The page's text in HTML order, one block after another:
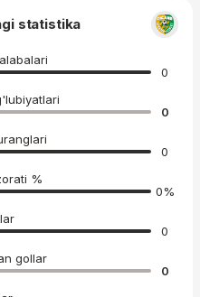
statistika
0
0
0
%
0%
0
gollar
0